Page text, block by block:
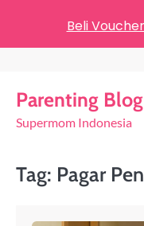
Parenting Blog
Supermom Indonesia
Tag: Pagar
Beli